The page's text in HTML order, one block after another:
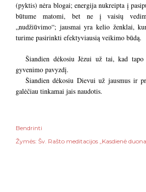
(pyktis) nėra blogai; energija nukreipta į
būtume matomi, bet ne į vaisių
„nudžiūvimo“; jausmai yra kelio ženklai,
turime pasirinkti efektyviausią veikimo būdą.
Šiandien dėkosiu Jėzui už tai, kad
gyvenimo pavyzdį.
Šiandien dėkosiu Dievui už jausmus ir
galėčiau tinkamai jais naudotis.
Bendrinti
Žymės: Šv. Rašto meditacijos „Kasdienė